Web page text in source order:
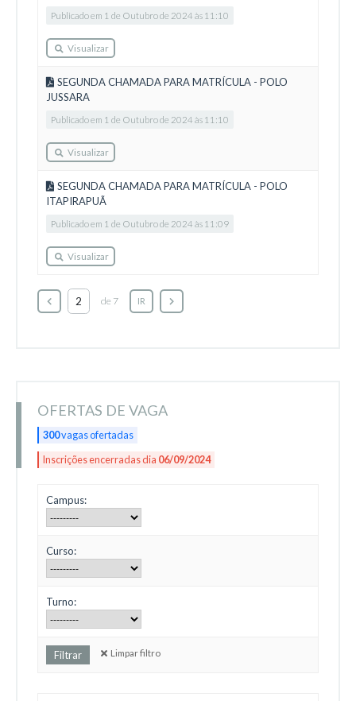
Publicado em 1 de Outubro de 2024 às 11:10
Visualizar
SEGUNDA CHAMADA PARA MATRÍCULA - POLO
JUSSARA
Publicado em 1 de Outubro de 2024 às 11:10
Visualizar
SEGUNDA CHAMADA PARA MATRÍCULA - POLO
ITAPIRAPUÃ
Publicado em 1 de Outubro de 2024 às 11:09
Visualizar
de 7 IR
OFERTAS DE VAGA
300vagas ofertadas
Inscrições encerradas dia 06/09/2024
Campus:
Curso:
Turno:
Limpar filtro